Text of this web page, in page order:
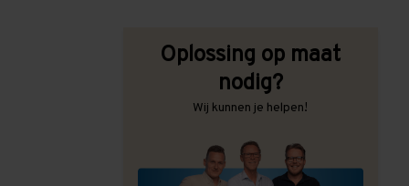
Oplossing op maat
nodig?
Wij kunnen je helpen!